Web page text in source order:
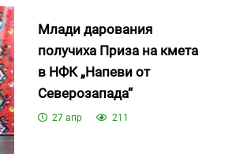
Млади дарования
получиха Приза на кмета
в НФК „Напеви от
Северозапада“
27 апр 211